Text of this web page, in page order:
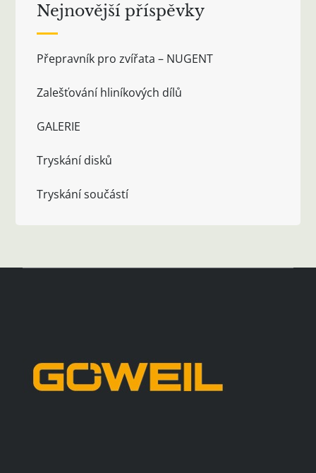
Nejnovější příspěvky
Přepravník pro zvířata – NUGENT
Zalešťování hliníkových dílů
GALERIE
Tryskání disků
Tryskání součástí